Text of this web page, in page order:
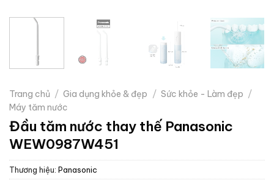
Trang chủ / Gia dụng khỏe & đẹp / Sức khỏe - Làm đẹp /
Máy tăm nước
Đầu tăm nước thay thế Panasonic
WEW0987W451
Thương hiệu: Panasonic